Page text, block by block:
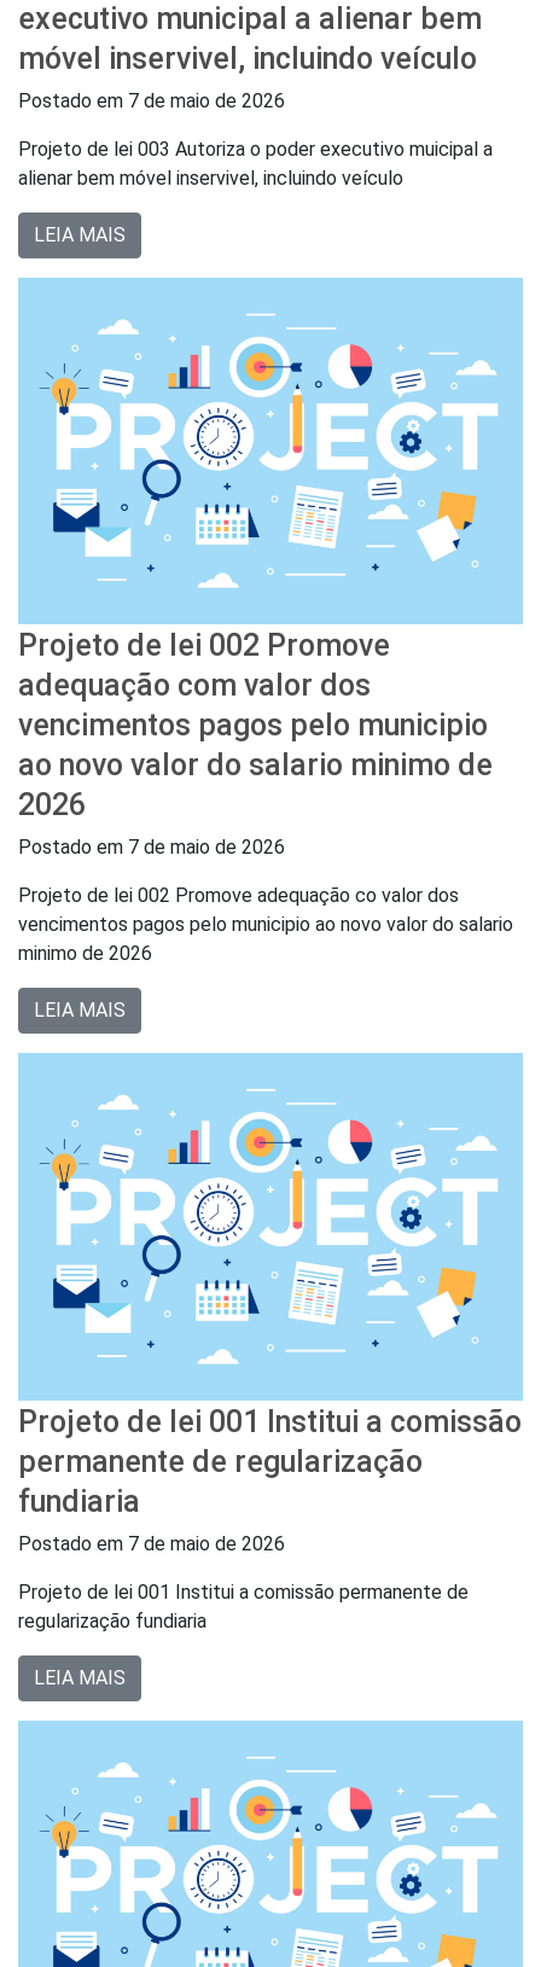
executivo municipal a alienar bem
móvel inservivel, incluindo veículo
Postado em 7 de maio de 2026
Projeto de lei 003 Autoriza o poder executivo muicipal a
alienar bem móvel inservivel, incluindo veículo
LEIA MAIS
Projeto de lei 002 Promove
adequação com valor dos
vencimentos pagos pelo municipio
ao novo valor do salario minimo de
2026
Postado em 7 de maio de 2026
Projeto de lei 002 Promove adequação co valor dos
vencimentos pagos pelo municipio ao novo valor do salario
minimo de 2026
LEIA MAIS
Projeto de lei 001 Institui a comissão
permanente de regularização
fundiaria
Postado em 7 de maio de 2026
Projeto de lei 001 Institui a comissão permanente de
regularização fundiaria
LEIA MAIS